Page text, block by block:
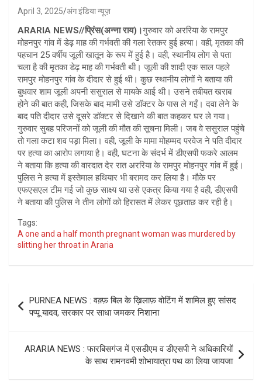
April 3, 2025 अंग इंडिया न्यूज़
ARARIA NEWS//प्रिंस(अन्ना राय)।गुरुवार को अररिया के रामपुर
मोहनपुर गांव में डेढ़ माह की गर्भवती की गला रेतकर हुई हत्या। वही, मृतका की
पहचान 25 वर्षीय जूली खातून के रूप में हुई है। वही, स्थानीय लोग से पता
चला है की मृतका डेढ़ माह की गर्भवती थी। जूली की शादी एक साल पहले
रामपुर मोहनपुर गांव के दीदार से हुई थी। कुछ स्थानीय लोगों ने बताया की
बुधवार शाम जूली अपनी ससुराल से मायके आई थी। उसने तबीयत खराब
होने की बात कही, जिसके बाद मामी उसे डॉक्टर के पास ले गईं। दवा लेने के
बाद पति दीदार उसे दूसरे डॉक्टर से दिखाने की बात कहकर घर ले गया।
गुरुवार सुबह परिजनों को जूली की मौत की सूचना मिली। जब वे ससुराल पहुंचे
तो गला कटा शव पड़ा मिला। वही, जूली के मामा मोहम्मद परवेज ने पति दीदार
पर हत्या का आरोप लगाया है। वही, घटना के संदर्भ में डीएसपी फकरे आलम
ने बताया कि हत्या की वारदात देर रात अररिया के रामपुर मोहनपुर गांव में हुई।
पुलिस ने हत्या में इस्तेमाल हथियार भी बरामद कर लिया है। मौके पर
एफएसएल टीम गई जो कुछ साक्ष्य था उसे एकत्र किया गया है वही, डीएसपी
ने बताया की पुलिस ने तीन लोगों को हिरासत में लेकर पूछताछ कर रही है।
Tags:
A one and a half month pregnant woman was murdered by
slitting her throat in Araria
navigation
PURNEA NEWS : वक़्फ़ बिल के ख़िलाफ़ वोटिंग में शामिल हुए सांसद
पप्पू यादव, सरकार पर साधा जमकर निशाना
ARARIA NEWS : फारबिसगंज में एसडीएम व डीएसपी ने अधिकारियों
के साथ रामनवमी शोभायात्रा पथ का लिया जायजा